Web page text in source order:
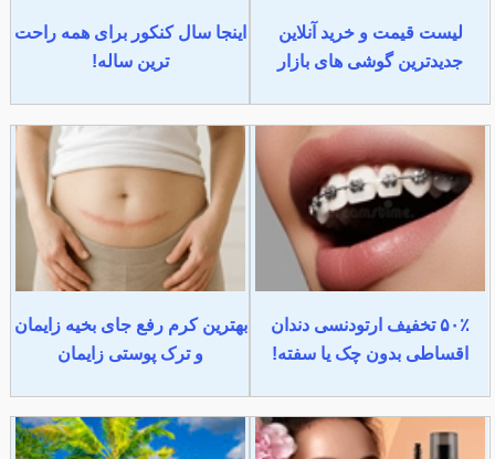
لیست قیمت و خرید آنلاین
جدیدترین گوشی های بازار
اینجا سال کنکور برای همه راحت
ترین ساله!
۵۰٪ تخفیف ارتودنسی دندان
اقساطی بدون چک یا سفته!
بهترین کرم رفع جای بخیه زایمان
و ترک پوستی زایمان